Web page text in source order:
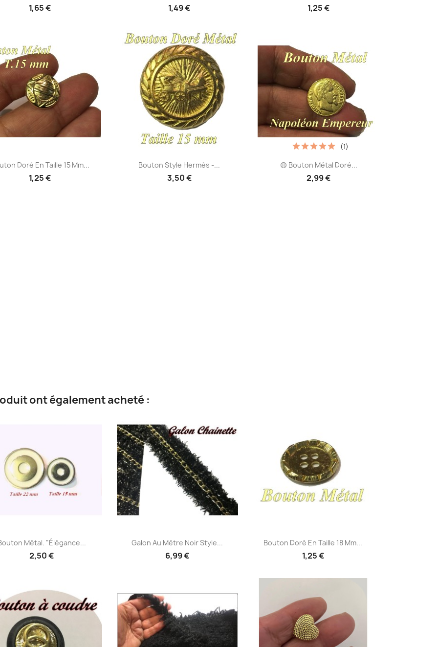
1,65 € 1,49 € 1,25 €
Aperçu rapide
Doré En Taille 15 Mm...
1,25 €
Aperçu rapide
Bouton Style Hermès -...
3,50 €
Aperçu rapide
🟡 Bouton Métal Doré...
2,99 €
(1)
ont également acheté :
Aperçu rapide
Métal. "Élégance...
2,50 €
Aperçu rapide
Galon Au Mètre Noir Style...
6,99 €
Aperçu rapide
Bouton Doré En Taille 18 Mm...
1,25 €